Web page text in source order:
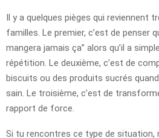
Il y a quelques pièges qui reviennent
familles. Le premier, c’est de penser
mangera jamais ça” alors qu’il a
répétition. Le deuxième, c’est de
biscuits ou des produits sucrés
sain. Le troisième, c’est de
rapport de force.
Si tu rencontres ce type de situation,